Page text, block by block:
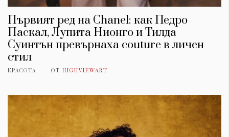
Първият ред на Chanel: как Педро
Паскал, Лупита Нионго и Тилда
Суинтън превърнаха couture в личен
стил
КРАСОТА ОТ HIGHVIEWART